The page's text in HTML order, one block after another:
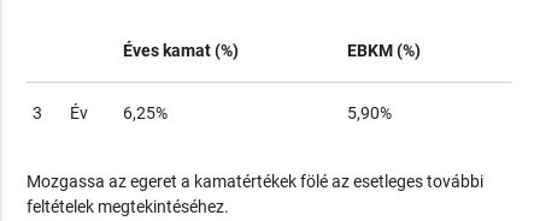
Éves kamat (%) EBKM (%)
3 Év 6,25% 5,90%
Mozgassa az egeret a kamatértékek fölé az esetleges további
feltételek megtekintéséhez.